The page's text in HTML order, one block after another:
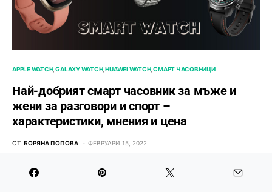
APPLE WATCH GALAXY WATCH HUAWEI WATCH СМАРТ ЧАСОВНИЦИ
Най-добрият смарт часовник за мъже и
жени за разговори и спорт –
характеристики, мнения и цена
ОТ БОРЯНА ПОПОВА ФЕВРУАРИ 15, 2022